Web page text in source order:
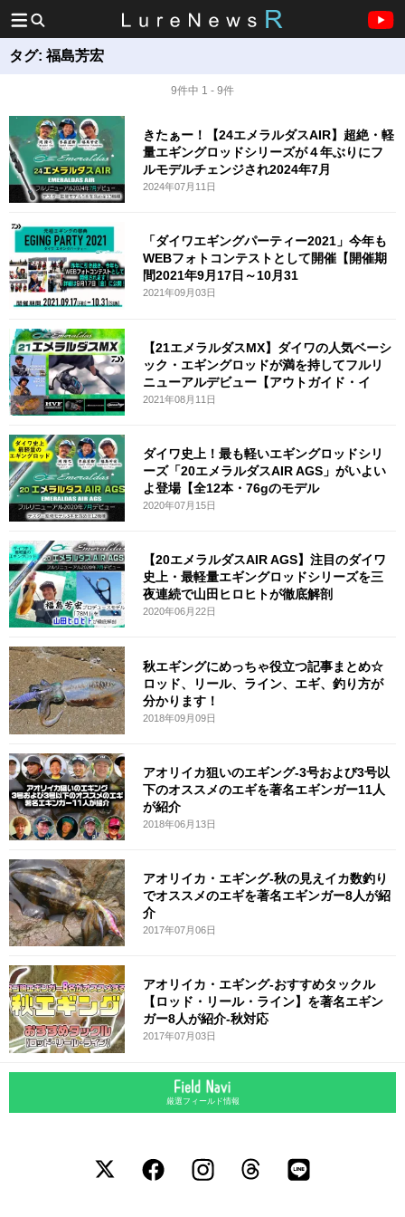
タグ:福島芳宏
9件中 1 - 9件
きたぁー！【24エメラルダスAIR】超絶・軽
量エギングロッドシリーズが４年ぶりにフ
ルモデルチェンジされ2024年7月
2024年07月11日
「ダイワエギングパーティー2021」今年も
WEBフォトコンテストとして開催【開催期
間2021年9月17日～10月31
2021年09月03日
【21エメラルダスMX】ダイワの人気ベーシ
ック・エギングロッドが満を持してフルリ
ニューアルデビュー【アウトガイド・イ
2021年08月11日
ダイワ史上！最も軽いエギングロッドシリ
ーズ「20エメラルダスAIR AGS」がいよい
よ登場【全12本・76gのモデル
2020年07月15日
【20エメラルダスAIR AGS】注目のダイワ
史上・最軽量エギングロッドシリーズを三
夜連続で山田ヒロヒトが徹底解剖
2020年06月22日
秋エギングにめっちゃ役立つ記事まとめ☆
ロッド、リール、ライン、エギ、釣り方が
分かります！
2018年09月09日
アオリイカ狙いのエギング-3号および3号以
下のオススメのエギを著名エギンガー11人
が紹介
2018年06月13日
アオリイカ・エギング-秋の見えイカ数釣り
でオススメのエギを著名エギンガー8人が紹
介
2017年07月06日
アオリイカ・エギング-おすすめタックル
【ロッド・リール・ライン】を著名エギン
ガー8人が紹介-秋対応
2017年07月03日
厳選フィールド情報